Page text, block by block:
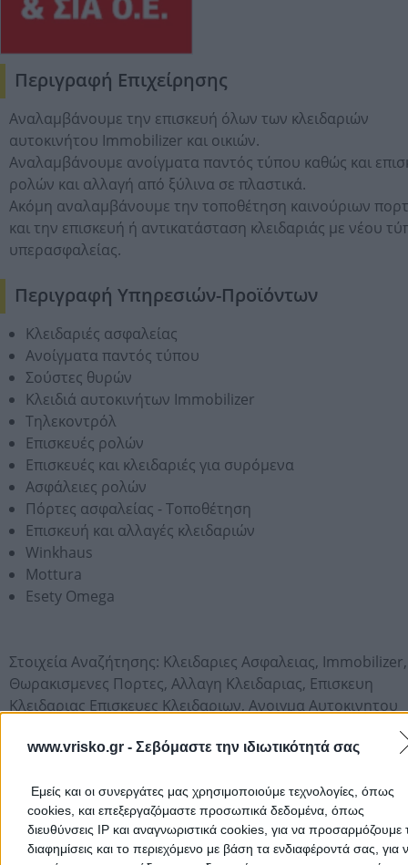
www.vrisko.gr - Σεβόμαστε την ιδιωτικότητά σας
Εμείς και οι συνεργάτες μας χρησιμοποιούμε τεχνολογίες, όπως
cookies, και επεξεργαζόμαστε προσωπικά δεδομένα, όπως
διευθύνσεις IP και αναγνωριστικά cookies, για να προσαρμόζουμε
διαφημίσεις και το περιεχόμενο με βάση τα ενδιαφέροντά σας, για
Περιγραφή Επιχείρησης
Αναλαμβάνουμε την επισκευή όλων των κλειδαριών
αυτοκινήτου Immobilizer και οικιών.
Αναλαμβάνουμε ανοίγματα παντός τύπου καθώς και
ρολών και αλλαγή από ξύλινα σε πλαστικά.
Ακόμη αναλαμβάνουμε την τοποθέτηση καινούριων
και την επισκευή ή αντικατάσταση κλειδαριάς με νέου
υπερασφαλείας.
Περιγραφή Υπηρεσιών-Προϊόντων
Κλειδαριές ασφαλείας
Ανοίγματα παντός τύπου
Σούστες θυρών
Κλειδιά αυτοκινήτων Immobilizer
Τηλεκοντρόλ
Επισκευές ρολών
Επισκευές και κλειδαριές για συρόμενα
Ασφάλειες ρολών
Πόρτες ασφαλείας - Τοποθέτηση
Επισκευή και αλλαγές κλειδαριών
Winkhaus
Mottura
Esety Omega
Στοιχεία Αναζήτησης: Κλειδαριες Ασφαλειας, Immobilizer,
Θωρακισμενες Πορτες, Αλλαγη Κλειδαριας, Επισκευη
Κλειδαριας Επισκευες Κλειδαριων, Ανοιγμα Αυτοκινητου
Κλειδια,Αλλαγη Κλειδαριας Θωρακισμενης
Ωράριο Λειτουργίας
Όλο το 24ωρο εξυπηρέτηση